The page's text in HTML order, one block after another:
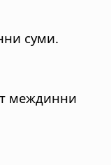
суми.
междинни